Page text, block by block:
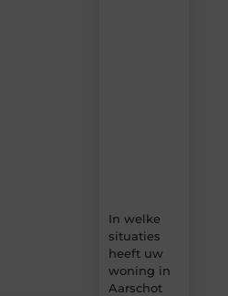
In welke
situaties
heeft uw
woning in
Aarschot